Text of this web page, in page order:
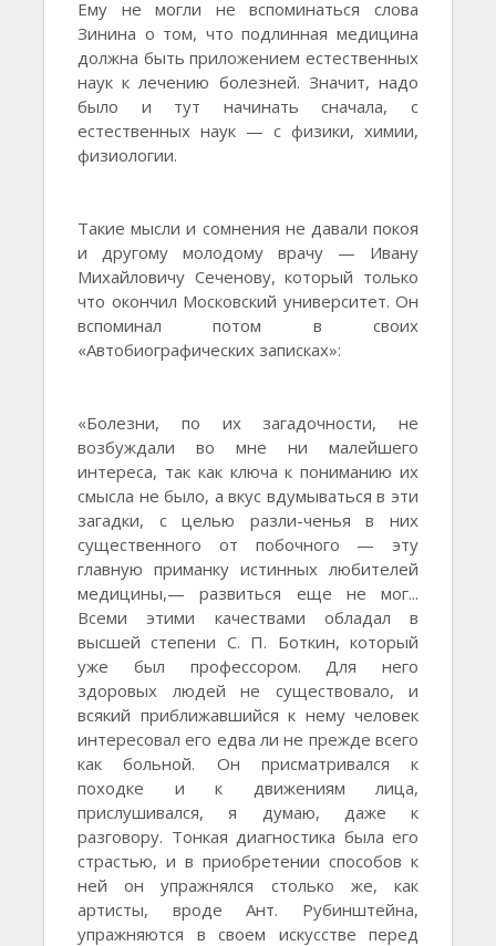
Ему не могли не вспоминаться слова
Зинина о том, что подлинная медицина
должна быть приложением естественных
наук к лечению болезней. Значит, надо
было и тут начинать сначала, с
естественных наук — с физики, химии,
физиологии.
Такие мысли и сомнения не давали покоя
и другому молодому врачу — Ивану
Михайловичу Сеченову, который только
что окончил Московский университет. Он
вспоминал потом в своих
«Автобиографических записках»:
«Болезни, по их загадочности, не
возбуждали во мне ни малейшего
интереса, так как ключа к пониманию их
смысла не было, а вкус вдумываться в эти
загадки, с целью разли-ченья в них
существенного от побочного — эту
главную приманку истинных любителей
медицины,— развиться еще не мог...
Всеми этими качествами обладал в
высшей степени С. П. Боткин, который
уже был профессором. Для него
здоровых людей не существовало, и
всякий приближавшийся к нему человек
интересовал его едва ли не прежде всего
как больной. Он присматривался к
походке и к движениям лица,
прислушивался, я думаю, даже к
разговору. Тонкая диагностика была его
страстью, и в приобретении способов к
ней он упражнялся столько же, как
артисты, вроде Ант. Рубинштейна,
упражняются в своем искусстве перед